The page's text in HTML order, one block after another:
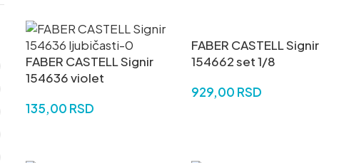
FABER CASTELL Signir
154636 violet
135,00 RSD
FABER CASTELL Signir
154662 set 1/8
929,00 RSD